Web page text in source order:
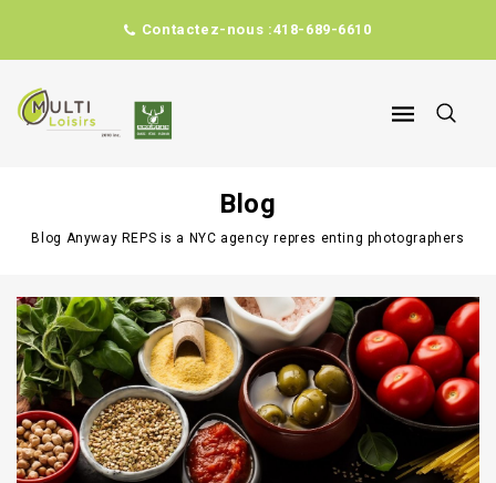
Contactez-nous :418-689-6610
Blog
Blog Anyway REPS is a NYC agency repres enting photographers